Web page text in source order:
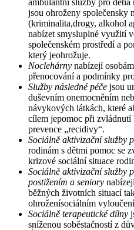
ambulantní služby pro dětia
jsou ohroženy společensky
(kriminalita,drogy, alkohol
nabízet smysluplné využití
společenském prostředí a
který jeohrožuje.
Noclehárny nabízejí
přenocování a podmínky
Služby následné péče jsou
duševním onemocněním
návykových látkách, které
cílem jepomoc při
prevence „recidivy“.
Sociálně aktivizační služby
rodinám s dětmi pomoc se
krizové sociální situace
Sociálně aktivizační služby
postižením a seniory
běžných životních situací
ohroženísociálním
Sociálně terapeutické dílny
sníženou soběstačností z